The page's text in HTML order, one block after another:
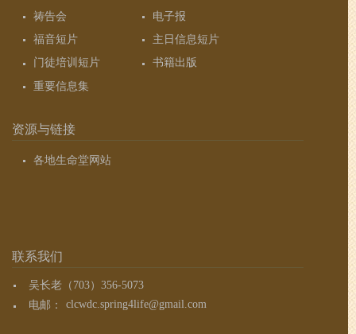
祷告会
电子报
福音短片
主日信息短片
门徒培训短片
书籍出版
重要信息集
资源与链接
各地生命堂网站
联系我们
吴长老（703）356-5073
电邮：
clcwdc.spring4life@gmail.com